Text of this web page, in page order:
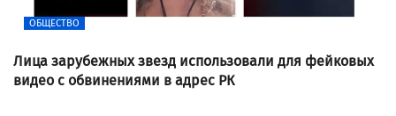
ОБЩЕСТВО
Лица зарубежных звезд использовали для фейковых
видео с обвинениями в адрес РК